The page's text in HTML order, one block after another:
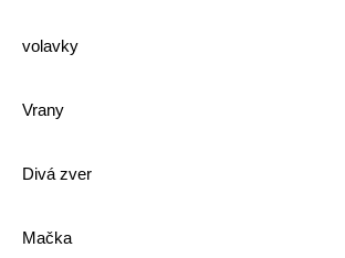
volavky
Vrany
Divá zver
Mačka